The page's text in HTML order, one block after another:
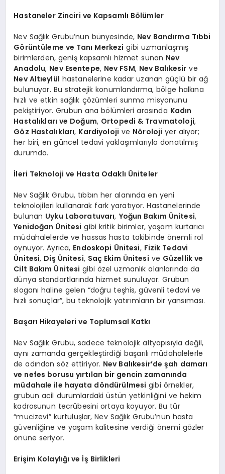
Hastaneler Zinciri ve Kapsamlı Bölümler
Nev Sağlık Grubu’nun bünyesinde, Nev Bandırma Tıbbi
Görüntüleme ve Tanı Merkezi gibi uzmanlaşmış
birimlerden, geniş kapsamlı hizmet sunan Nev
Anadolu, Nev Esentepe, Nev FSM, Nev Balıkesir ve
Nev Altıeylül hastanelerine kadar uzanan güçlü bir ağ
bulunuyor. Bu stratejik konumlandırma, bölge halkına
hızlı ve etkin sağlık çözümleri sunma misyonunu
pekiştiriyor. Grubun ana bölümleri arasında Kadın
Hastalıkları ve Doğum, Ortopedi & Travmatoloji,
Göz Hastalıkları, Kardiyoloji ve Nöroloji yer alıyor;
her biri, en güncel tedavi yaklaşımlarıyla donatılmış
durumda.
İleri Teknoloji ve Hasta Odaklı Üniteler
Nev Sağlık Grubu, tıbbın her alanında en yeni
teknolojileri kullanarak fark yaratıyor. Hastanelerinde
bulunan Uyku Laboratuvarı, Yoğun Bakım Ünitesi,
Yenidoğan Ünitesi gibi kritik birimler, yaşam kurtarıcı
müdahalelerde ve hassas hasta takibinde önemli rol
oynuyor. Ayrıca, Endoskopi Ünitesi, Fizik Tedavi
Ünitesi, Diş Ünitesi, Saç Ekim Ünitesi ve Güzellik ve
Cilt Bakım Ünitesi gibi özel uzmanlık alanlarında da
dünya standartlarında hizmet sunuluyor. Grubun
sloganı haline gelen “doğru teşhis, güvenli tedavi ve
hızlı sonuçlar”, bu teknolojik yatırımların bir yansıması.
Başarı Hikayeleri ve Toplumsal Katkı
Nev Sağlık Grubu, sadece teknolojik altyapısıyla değil,
aynı zamanda gerçekleştirdiği başarılı müdahalelerle
de adından söz ettiriyor. Nev Balıkesir’de şah damarı
ve nefes borusu yırtılan bir gencin zamanında
müdahale ile hayata döndürülmesi gibi örnekler,
grubun acil durumlardaki üstün yetkinliğini ve hekim
kadrosunun tecrübesini ortaya koyuyor. Bu tür
“mucizevi” kurtuluşlar, Nev Sağlık Grubu’nun hasta
güvenliğine ve yaşam kalitesine verdiği önemi gözler
önüne seriyor.
Erişim Kolaylığı ve İş Birlikleri